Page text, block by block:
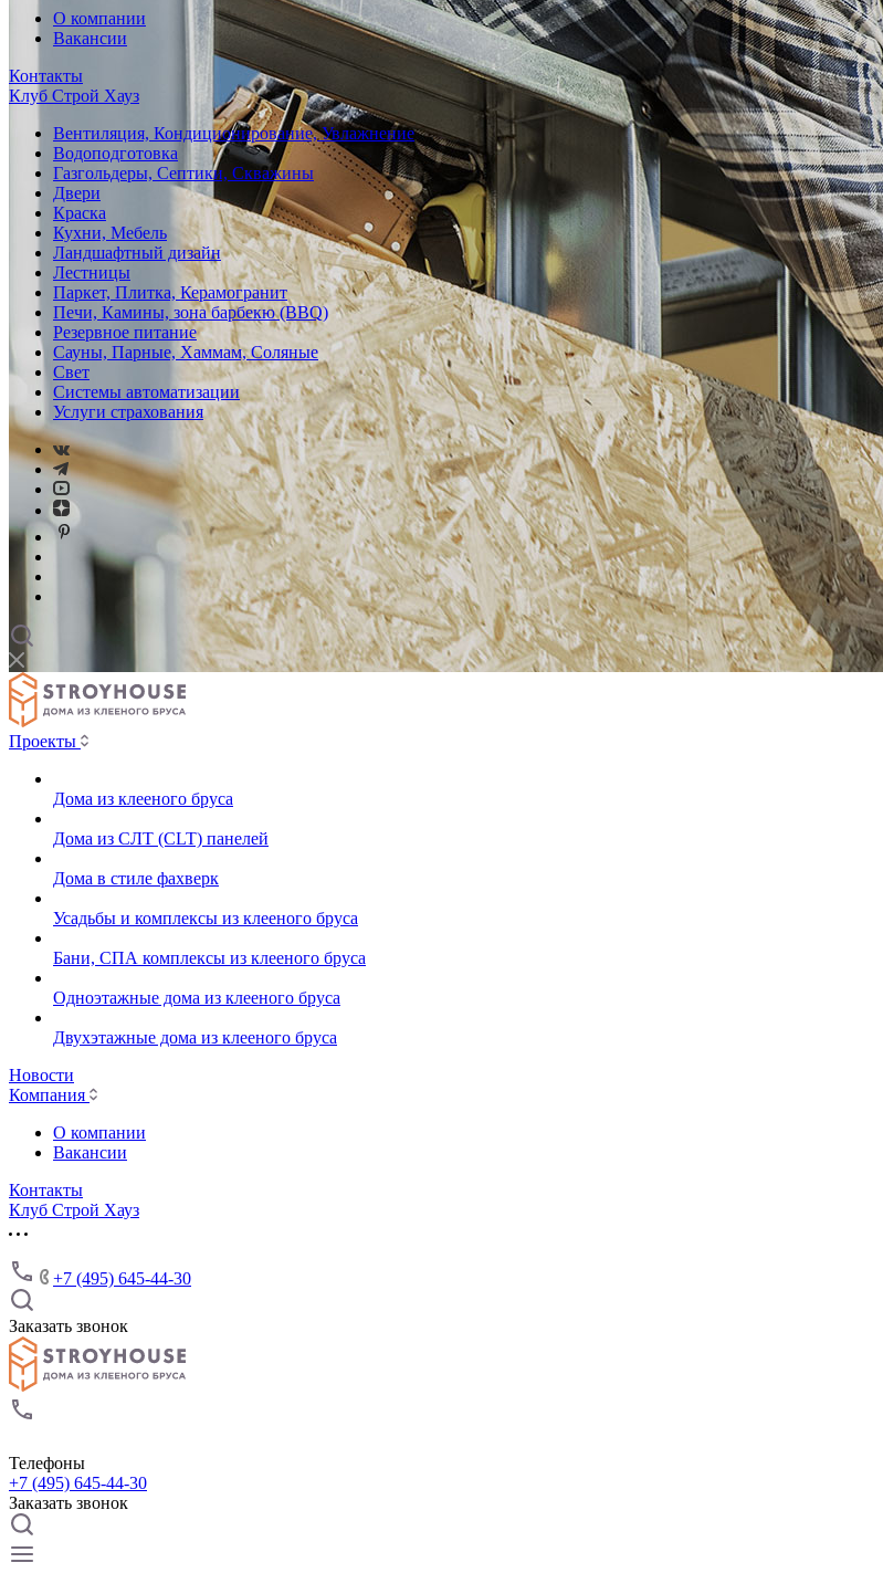
О компании
Вакансии
Контакты
Клуб Строй Хауз
Вентиляция, Кондиционирование, Увлажнение
Водоподготовка
Газгольдеры, Септики, Скважины
Двери
Краска
Кухни, Мебель
Ландшафтный дизайн
Лестницы
Паркет, Плитка, Керамогранит
Печи, Камины, зона барбекю (BBQ)
Резервное питание
Сауны, Парные, Хаммам, Соляные
Свет
Системы автоматизации
Услуги страхования
Проекты
Дома из клееного бруса
Дома из СЛТ (CLT) панелей
Дома в стиле фахверк
Усадьбы и комплексы из клееного бруса
Бани, СПА комплексы из клееного бруса
Одноэтажные дома из клееного бруса
Двухэтажные дома из клееного бруса
Новости
Компания
О компании
Вакансии
Контакты
Клуб Строй Хауз
+7 (495) 645-44-30
Заказать звонок
Телефоны
+7 (495) 645-44-30
Заказать звонок